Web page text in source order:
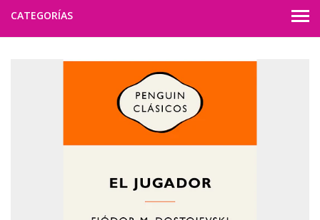
CATEGORÍAS